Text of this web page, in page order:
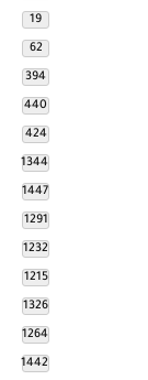
19
62
394
440
424
1344
1447
1291
1232
1215
1326
1264
1442